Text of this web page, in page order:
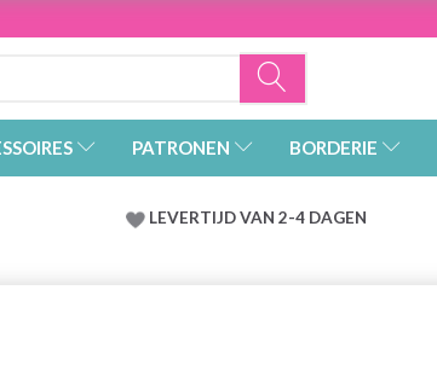
PATRONEN BORDERIE
LEVERTIJD VAN 2-4 DAGEN